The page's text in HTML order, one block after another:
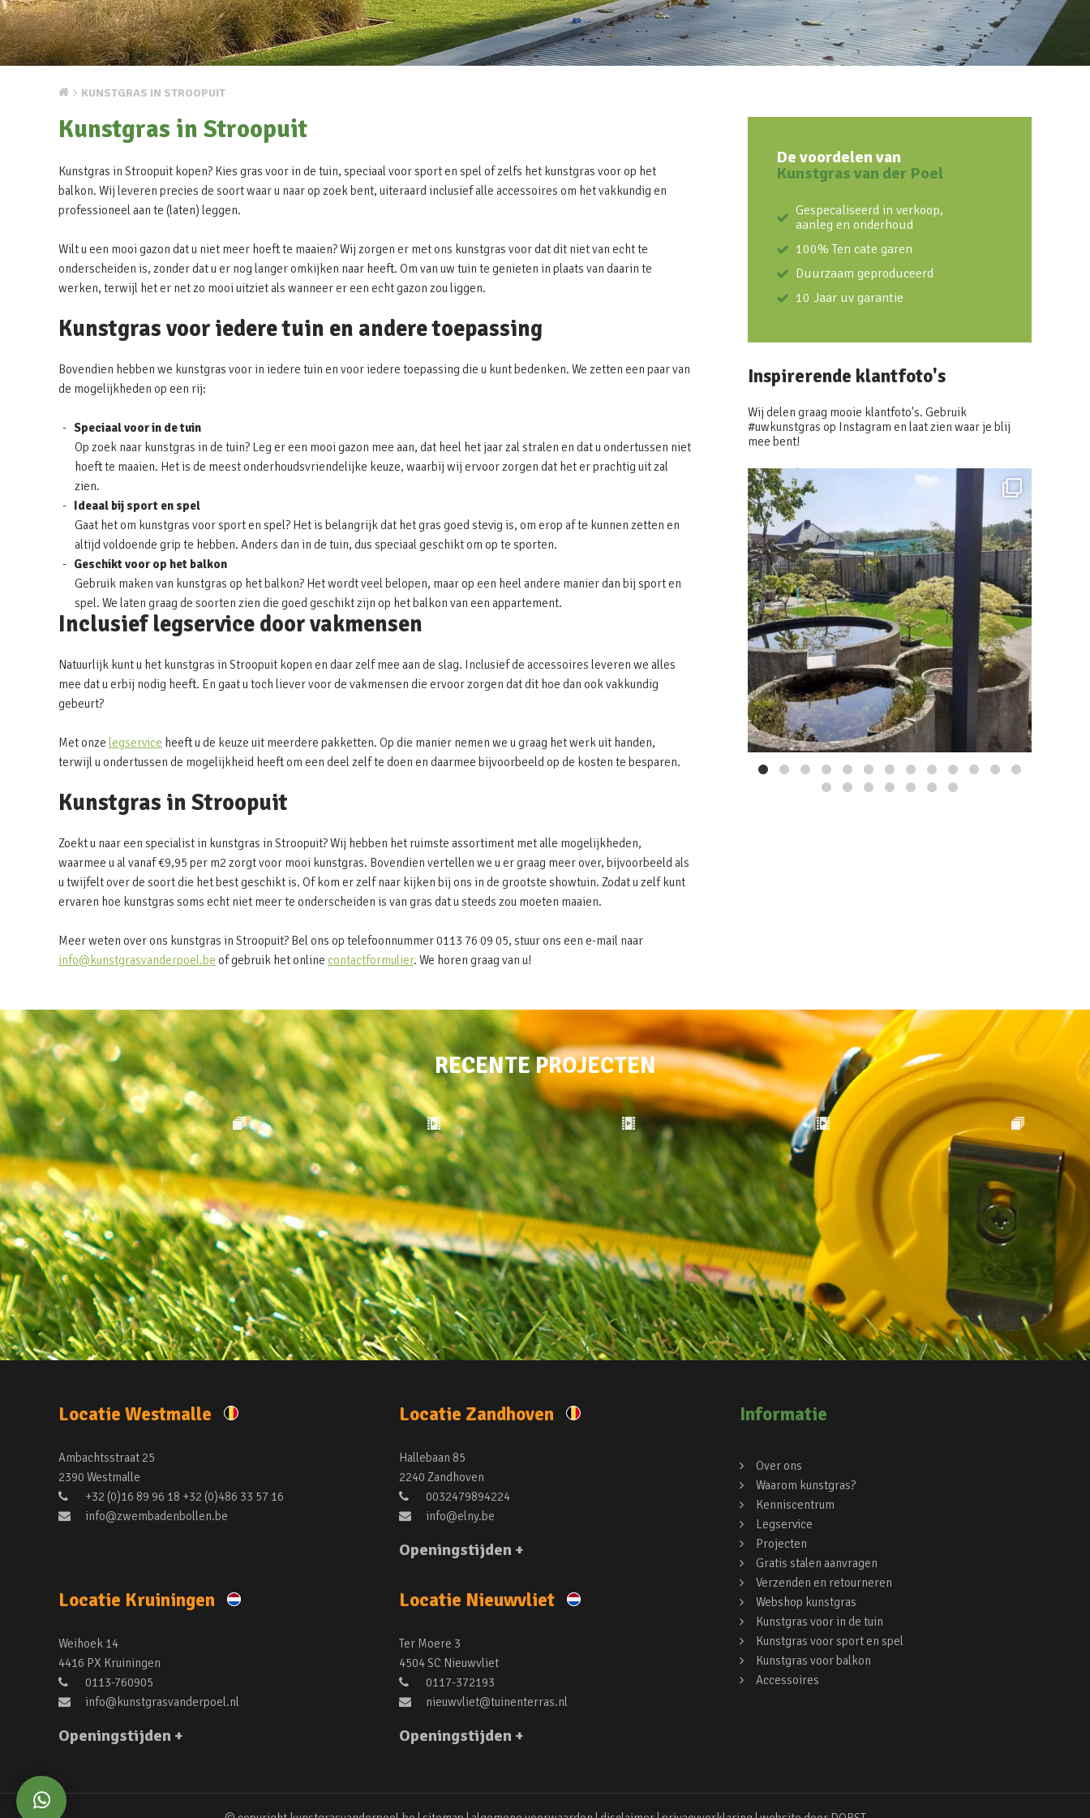
KUNSTGRAS IN STROOPUIT
Kunstgras in Stroopuit
Kunstgras in Stroopuit kopen? Kies gras voor in de tuin, speciaal voor sport en spel of zelfs het kunstgras voor op het
balkon. Wij leveren precies de soort waar u naar op zoek bent, uiteraard inclusief alle accessoires om het vakkundig en
professioneel aan te (laten) leggen.
Wilt u een mooi gazon dat u niet meer hoeft te maaien? Wij zorgen er met ons kunstgras voor dat dit niet van echt te
onderscheiden is, zonder dat u er nog langer omkijken naar heeft. Om van uw tuin te genieten in plaats van daarin te
werken, terwijl het er net zo mooi uitziet als wanneer er een echt gazon zou liggen.
Kunstgras voor iedere tuin en andere toepassing
Bovendien hebben we kunstgras voor in iedere tuin en voor iedere toepassing die u kunt bedenken. We zetten een paar van
de mogelijkheden op een rij:
Speciaal voor in de tuin
Op zoek naar kunstgras in de tuin? Leg er een mooi gazon mee aan, dat heel het jaar zal stralen en dat u ondertussen niet
hoeft te maaien. Het is de meest onderhoudsvriendelijke keuze, waarbij wij ervoor zorgen dat het er prachtig uit zal
zien.
Ideaal bij sport en spel
Gaat het om kunstgras voor sport en spel? Het is belangrijk dat het gras goed stevig is, om erop af te kunnen zetten en
altijd voldoende grip te hebben. Anders dan in de tuin, dus speciaal geschikt om op te sporten.
Geschikt voor op het balkon
Gebruik maken van kunstgras op het balkon? Het wordt veel belopen, maar op een heel andere manier dan bij sport en
spel. We laten graag de soorten zien die goed geschikt zijn op het balkon van een appartement.
Inclusief legservice door vakmensen
Natuurlijk kunt u het kunstgras in Stroopuit kopen en daar zelf mee aan de slag. Inclusief de accessoires leveren we alles
mee dat u erbij nodig heeft. En gaat u toch liever voor de vakmensen die ervoor zorgen dat dit hoe dan ook vakkundig
gebeurt?
Met onze legservice heeft u de keuze uit meerdere pakketten. Op die manier nemen we u graag het werk uit handen,
terwijl u ondertussen de mogelijkheid heeft om een deel zelf te doen en daarmee bijvoorbeeld op de kosten te besparen.
Kunstgras in Stroopuit
Zoekt u naar een specialist in kunstgras in Stroopuit? Wij hebben het ruimste assortiment met alle mogelijkheden,
waarmee u al vanaf €9,95 per m2 zorgt voor mooi kunstgras. Bovendien vertellen we u er graag meer over, bijvoorbeeld als
u twijfelt over de soort die het best geschikt is. Of kom er zelf naar kijken bij ons in de grootste showtuin. Zodat u zelf kunt
ervaren hoe kunstgras soms echt niet meer te onderscheiden is van gras dat u steeds zou moeten maaien.
Meer weten over ons kunstgras in Stroopuit? Bel ons op telefoonnummer 0113 76 09 05, stuur ons een e-mail naar
info@kunstgrasvanderpoel.be of gebruik het online contactformulier. We horen graag van u!
De voordelen van
Kunstgras van der Poel
Gespecaliseerd in verkoop,
aanleg en onderhoud
100% Ten cate garen
Duurzaam geproduceerd
10 Jaar uv garantie
Inspirerende klantfoto's
Wij delen graag mooie klantfoto's. Gebruik
#uwkunstgras op Instagram en laat zien waar je blij
mee bent!
Mei 3
RECENTE PROJECTEN
Locatie Westmalle
Ambachtsstraat 25
2390 Westmalle
+32 (0)16 89 96 18 +32 (0)486 33 57 16
info@zwembadenbollen.be
Locatie Zandhoven
Hallebaan 85
2240 Zandhoven
0032479894224
info@elny.be
Openingstijden +
Locatie Kruiningen
Weihoek 14
4416 PX Kruiningen
0113-760905
info@kunstgrasvanderpoel.nl
Openingstijden +
Locatie Nieuwvliet
Ter Moere 3
4504 SC Nieuwvliet
0117-372193
nieuwvliet@tuinenterras.nl
Openingstijden +
Informatie
Over ons
Waarom kunstgras?
Kenniscentrum
Legservice
Projecten
Gratis stalen aanvragen
Verzenden en retourneren
Webshop kunstgras
Kunstgras voor in de tuin
Kunstgras voor sport en spel
Kunstgras voor balkon
Accessoires